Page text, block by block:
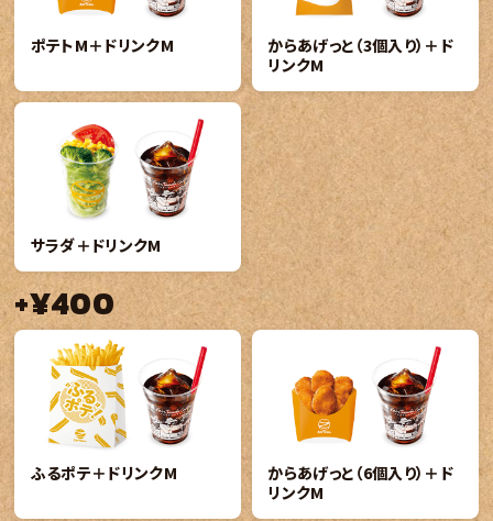
ポテトM＋ドリンクM
からあげっと（3個入り）＋ド
リンクM
サラダ＋ドリンクM
+¥400
ふるポテ＋ドリンクM
からあげっと（6個入り）＋ド
リンクM